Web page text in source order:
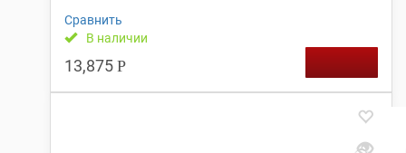
Сравнить
В наличии
13,875 Р